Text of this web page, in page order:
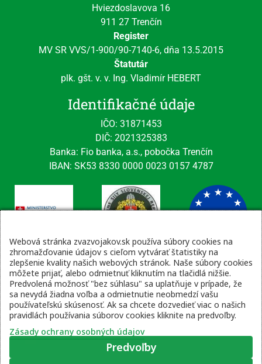
Hviezdoslavova 16
911 27 Trenčín
Register
MV SR VVS/1-900/90-7140-6, dňa 13.5.2015
Štatutár
plk. gšt. v. v. Ing. Vladimír HEBERT
Identifikačné údaje
IČO: 31871453
DIČ: 2021325383
Banka: Fio banka, a.s., pobočka Trenčín
IBAN: SK53 8330 0000 0023 0157 4787
Kontaktné údaje
email: tajomnik@zvsr.sk
telefón: 0908535335
vojenská linka: 0960 333 818
Webová stránka zvazvojakov.sk používa súbory cookies na
zhromažďovanie údajov s cieľom vytvárať štatistiky na
zlepšenie kvality našich webových stránok. Naše súbory cookies
môžete prijať, alebo odmietnuť kliknutím na tlačidlá nižšie.
Predvolená možnosť "bez súhlasu" sa uplatňuje v prípade, že
sa nevydá žiadna voľba a odmietnutie neobmedzí vašu
používateľskú skúsenosť. Ak sa chcete dozvedieť viac o našich
pravidlách používania súborov cookies kliknite na predvoľby.
Zásady ochrany osobných údajov
Predvoľby